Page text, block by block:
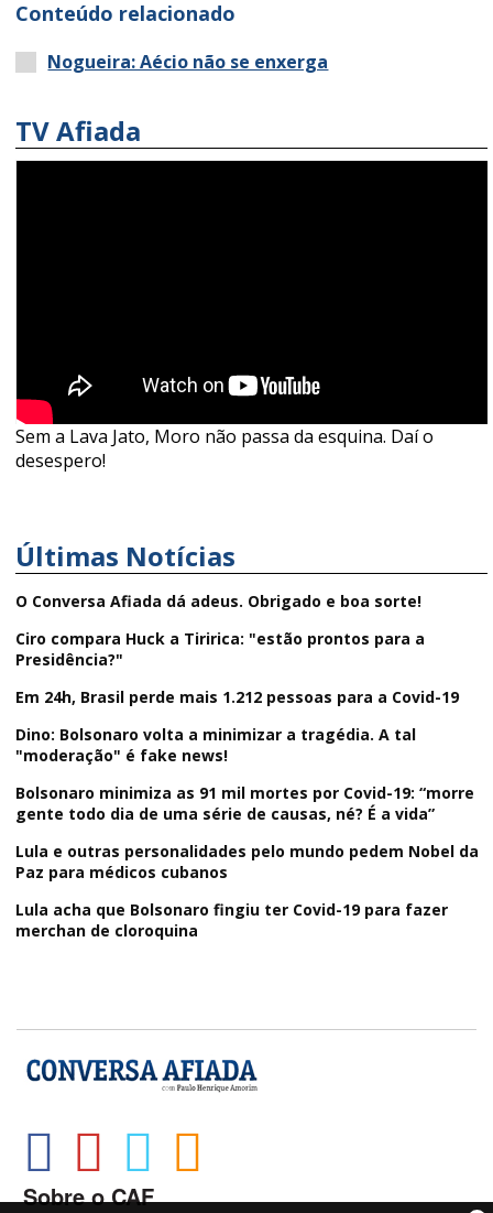
Conteúdo relacionado
Nogueira: Aécio não se enxerga
TV Afiada
Sem a Lava Jato, Moro não passa da esquina. Daí o
desespero!
Últimas Notícias
O Conversa Afiada dá adeus. Obrigado e boa sorte!
Ciro compara Huck a Tiririca: "estão prontos para a
Presidência?"
Em 24h, Brasil perde mais 1.212 pessoas para a Covid-19
Dino: Bolsonaro volta a minimizar a tragédia. A tal
"moderação" é fake news!
Bolsonaro minimiza as 91 mil mortes por Covid-19: “morre
gente todo dia de uma série de causas, né? É a vida”
Lula e outras personalidades pelo mundo pedem Nobel da
Paz para médicos cubanos
Lula acha que Bolsonaro fingiu ter Covid-19 para fazer
merchan de cloroquina
Sobre o CAF